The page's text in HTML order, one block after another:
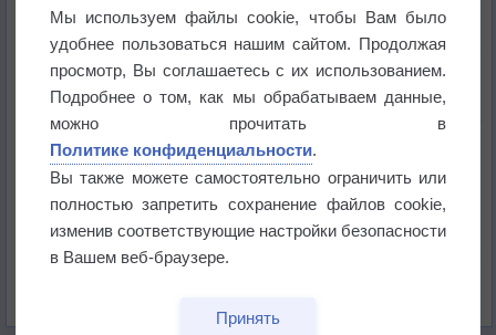
Приложение построит маршрут через тень
Атмосфера начала замерзать
В Приморье обнаружены морские волны тепла
Изменение климата повлияло на ареал обитания
Мы используем файлы cookie, чтобы Вам было
удобнее пользоваться нашим сайтом. Продолжая
просмотр, Вы соглашаетесь с их использованием.
Подробнее о том, как мы обрабатываем данные,
можно прочитать в
Политике конфиденциальности.
Вы также можете самостоятельно ограничить или
полностью запретить сохранение файлов cookie,
изменив соответствующие настройки безопасности
в Вашем веб-браузере.
Принять